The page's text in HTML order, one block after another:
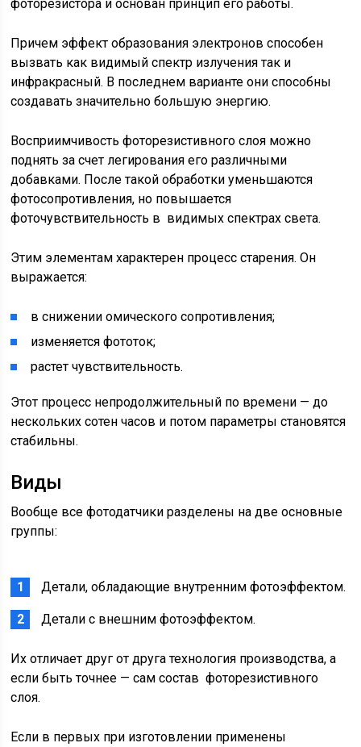
фоторезистора и основан принцип его работы.
Причем эффект образования электронов способен
вызвать как видимый спектр излучения так и
инфракрасный. В последнем варианте они способны
создавать значительно большую энергию.
Восприимчивость фоторезистивного слоя можно
поднять за счет легирования его различными
добавками. После такой обработки уменьшаются
фотосопротивления, но повышается
фоточувствительность в видимых спектрах света.
Этим элементам характерен процесс старения. Он
выражается:
в снижении омического сопротивления;
изменяется фототок;
растет чувствительность.
Этот процесс непродолжительный по времени — до
нескольких сотен часов и потом параметры становятся
стабильны.
Виды
Вообще все фотодатчики разделены на две основные
группы:
Детали, обладающие внутренним фотоэффектом.
Детали с внешним фотоэффектом.
Их отличает друг от друга технология производства, а
если быть точнее — сам состав фоторезистивного
слоя.
Если в первых при изготовлении применены